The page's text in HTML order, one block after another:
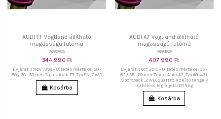
AUDI TT Vogtland állítható
magasságú futómű
968389
344 990 Ft
Évjárat: 1 Nov 1998 - Ültetés mértéke: 30 -
50 / 30 - 50 mm Típus: Audi TT, Typ 8N, 2WD
Kosárba
AUDI A7 Vogtland állítható
magasságú futómű
968189
407 990 Ft
Évjárat: 1 Oct 2010 - Ültetés mértéke: 35 -
60 / 35 - 60 mm Típus: Audi A7, Typ 4G, 4G1,
Sportback, 2WD, Quattro, az első tengely
terhelése legfeljebb 1215 kg
Kosárba